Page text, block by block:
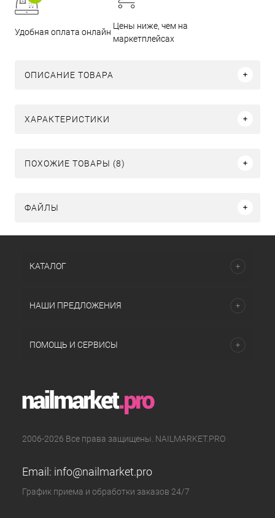
Удобная оплата онлайн
Цены ниже, чем на
маркетплейсах
ОПИСАНИЕ ТОВАРА
ХАРАКТЕРИСТИКИ
ПОХОЖИЕ ТОВАРЫ (8)
ФАЙЛЫ
КАТАЛОГ
НАШИ ПРЕДЛОЖЕНИЯ
ПОМОЩЬ И СЕРВИСЫ
2006-2026 Все права защищены. NAILMARKET.PRO
Email: info@nailmarket.pro
График приема и обработки заказов 24/7